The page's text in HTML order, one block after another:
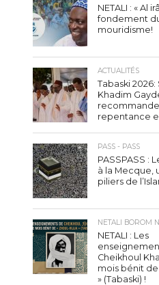
NETALI : « Al
fondement
mouridisme!
ACTUALITÉS
Tabaski
Khadim
repentance
PASS - PASS
PASSPASS :
à la Mecque,
piliers de
NETALI BOROM
NETALI : Les
Cheikhoul
mois bénit de
» (Tabaski) !